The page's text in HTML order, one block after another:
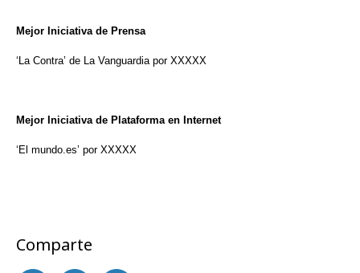
Mejor Iniciativa de Prensa
‘La Contra’ de La Vanguardia por XXXXX
Mejor Iniciativa de Plataforma en Internet
‘El mundo.es’ por XXXXX
Comparte